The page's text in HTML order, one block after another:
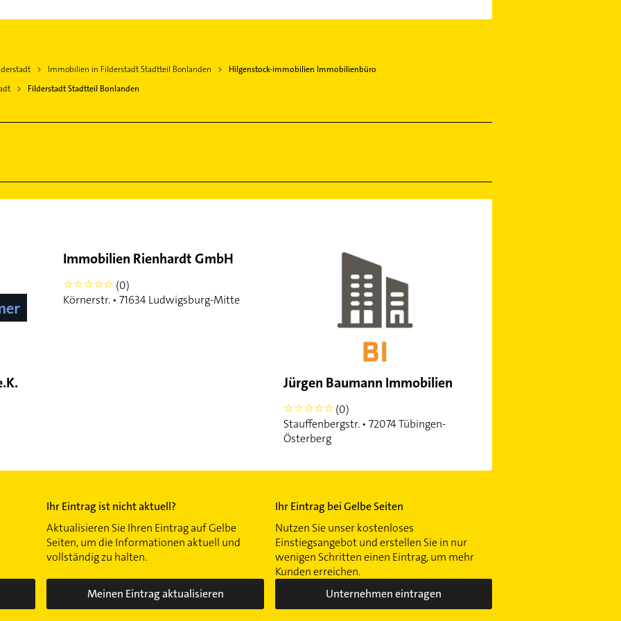
Immobilien in Filderstadt Stadtteil Bonlanden
Hilgenstock-immobilien Immobilienbüro
Filderstadt Stadtteil Bonlanden
Immobilien Rienhardt GmbH
0
(0)
Körnerstr. • 71634 Ludwigsburg-Mitte
Jürgen Baumann Immobilien
0
(0)
Stauffenbergstr. • 72074 Tübingen-
Österberg
Ihr Eintrag ist nicht aktuell?
Aktualisieren Sie Ihren Eintrag auf Gelbe
Seiten, um die Informationen aktuell und
vollständig zu halten.
Meinen Eintrag aktualisieren
Ihr Eintrag bei Gelbe Seiten
Nutzen Sie unser kostenloses
Einstiegsangebot und erstellen Sie in nur
wenigen Schritten einen Eintrag, um mehr
Kunden erreichen.
Unternehmen eintragen